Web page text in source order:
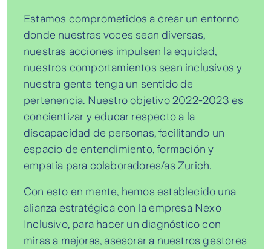
Estamos comprometidos a crear un entorno
donde nuestras voces sean diversas,
nuestras acciones impulsen la equidad,
nuestros comportamientos sean inclusivos y
nuestra gente tenga un sentido de
pertenencia. Nuestro objetivo 2022-2023 es
concientizar y educar respecto a la
discapacidad de personas, facilitando un
espacio de entendimiento, formación y
empatía para colaboradores/as Zurich.
Con esto en mente, hemos establecido una
alianza estratégica con la empresa Nexo
Inclusivo, para hacer un diagnóstico con
miras a mejoras, asesorar a nuestros gestores